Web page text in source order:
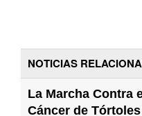
NOTICIAS
La Marcha Contra
Cáncer de